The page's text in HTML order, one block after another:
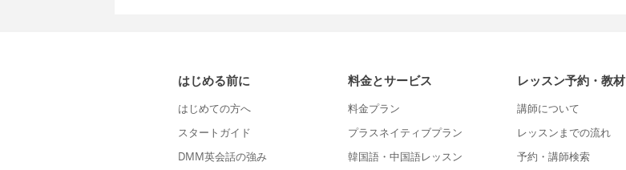
はじめる前に
はじめての方へ
スタートガイド
DMM英会話の強み
料金とサービス
料金プラン
プラスネイティブプラン
韓国語・中国語レッスン
レッスン予約・教材
講師について
レッスンまでの流れ
予約・講師検索